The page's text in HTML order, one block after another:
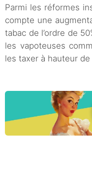
Parmi les réformes
compte une
tabac de l’ordre de
les vapoteuses
les taxer à hauteur de